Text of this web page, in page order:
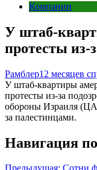
Компании
У штаб-
протесты
Рамблер12 месяцев
У штаб-квартиры
протесты из-за
обороны Израиля
за палестинцами.
Навигация